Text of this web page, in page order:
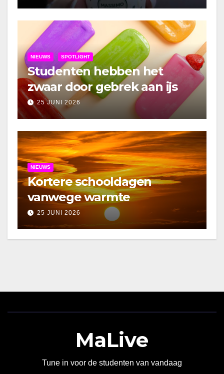
NIEUWS SPOTLIGHT
Studenten hebben het
zwaar door gebrek aan ijs
25 JUNI 2026
NIEUWS
Kortere schooldagen
vanwege warmte
25 JUNI 2026
MaLive
Tune in voor de studenten van vandaag